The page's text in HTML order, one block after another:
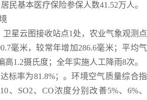
民基本医疗保险参保人数41.52万人。
卫星云图接收站点1处，农业气象观测点
毫米，较常年增加286.6毫米；平均气
高1.2摄氏度；全年实施人工降雨8次。
标率为81.8%；。环境空气质量综合指
、SO2、CO浓度分别改善5%、6%、